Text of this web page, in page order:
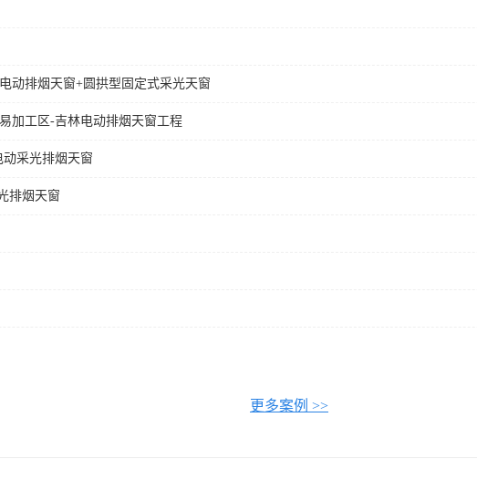
动排烟天窗+圆拱型固定式采光天窗
加工区-吉林电动排烟天窗工程
采光排烟天窗
排烟天窗
更多案例 >>